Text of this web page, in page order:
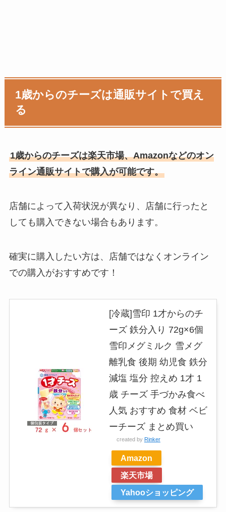
1歳からのチーズは通販サイトで買え
る
1歳からのチーズは楽天市場、Amazonなどのオン
ライン通販サイトで購入が可能です。
店舗によって入荷状況が異なり、店舗に行ったと
しても購入できない場合もあります。
確実に購入したい方は、店舗ではなくオンライン
での購入がおすすめです！
[冷蔵]雪印 1才からのチ
ーズ 鉄分入り 72g×6個
雪印メグミルク 雪メグ
離乳食 後期 幼児食 鉄分
減塩 塩分 控えめ 1才 1
歳 チーズ 手づかみ食べ
人気 おすすめ 食材 ベビ
ーチーズ まとめ買い
created by Rinker
Amazon
楽天市場
Yahooショッピング